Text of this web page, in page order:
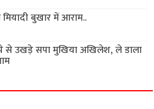
बुखार में आराम..
से उखड़े सपा मुखिया अखिलेश, ले डाला